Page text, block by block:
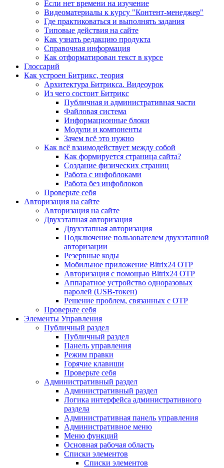
Если нет времени на изучение
Видеоматериалы к курсу "Контент-менеджер"
Где практиковаться и выполнять задания
Типовые действия на сайте
Как узнать редакцию продукта
Справочная информация
Как отформатирован текст в курсе
Глоссарий
Как устроен Битрикс, теория
Архитектура Битрикса. Видеоурок
Из чего состоит Битрикс
Публичная и административная части
Файловая система
Информационные блоки
Модули и компоненты
Зачем всё это нужно
Как всё взаимодействует между собой
Как формируется страница сайта?
Создание физических страниц
Работа с инфоблоками
Работа без инфоблоков
Проверьте себя
Авторизация на сайте
Авторизация на сайте
Двухэтапная авторизация
Двухэтапная авторизация
Подключение пользователем двухэтапной
авторизации
Резервные коды
Мобильное приложение Bitrix24 OTP
Авторизация с помощью Bitrix24 OTP
Аппаратное устройство одноразовых
паролей (USB-токен)
Решение проблем, связанных с OTP
Проверьте себя
Элементы Управления
Публичный раздел
Публичный раздел
Панель управления
Режим правки
Горячие клавиши
Проверьте себя
Административный раздел
Административный раздел
Логика интерфейса административного
раздела
Административная панель управления
Административное меню
Меню функций
Основная рабочая область
Списки элементов
Списки элементов